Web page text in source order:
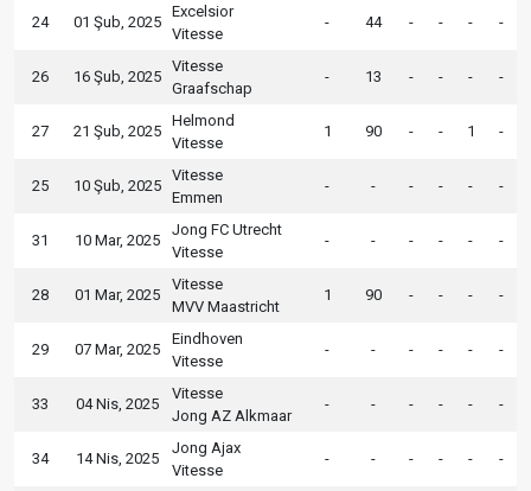
24 01 Şub, 2025
Excelsior
Vitesse
- 44 - - - -
26 16 Şub, 2025
Vitesse
Graafschap
- 13 - - - -
27 21 Şub, 2025
Helmond
Vitesse
1 90 - - 1 -
25 10 Şub, 2025
Vitesse
Emmen
- - - - - -
31 10 Mar, 2025
Jong FC Utrecht
Vitesse
- - - - - -
28 01 Mar, 2025
Vitesse
MVV Maastricht
1 90 - - - -
29 07 Mar, 2025
Eindhoven
Vitesse
- - - - - -
33 04 Nis, 2025
Vitesse
Jong AZ Alkmaar
- - - - - -
34 14 Nis, 2025
Jong Ajax
Vitesse
- - - - - -